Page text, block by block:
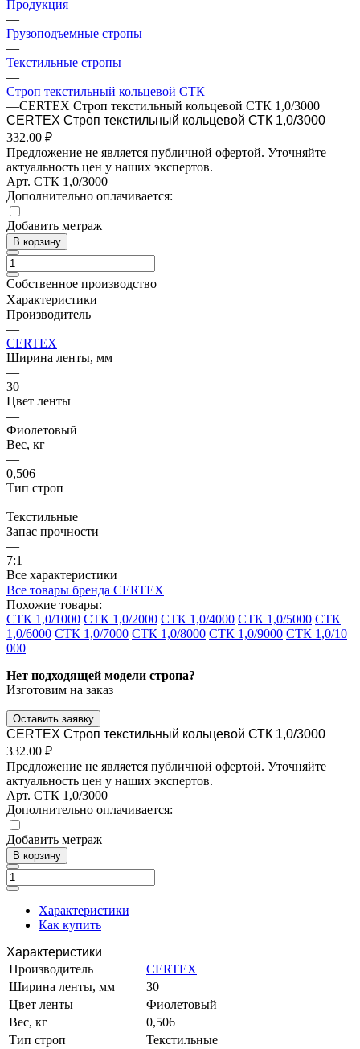
Продукция
—
Грузоподъемные стропы
—
Текстильные стропы
—
Строп текстильный кольцевой СТК
—CERTEX Строп текстильный кольцевой СТК 1,0/3000
CERTEX Строп текстильный кольцевой СТК 1,0/3000
332.00 ₽
Предложение не является публичной офертой. Уточняйте
актуальность цен у наших экспертов.
Арт. СТК 1,0/3000
Дополнительно оплачивается:
Добавить метраж
В корзину
Собственное производство
Характеристики
Производитель
—
CERTEX
Ширина ленты, мм
—
30
Цвет ленты
—
Фиолетовый
Вес, кг
—
0,506
Тип строп
—
Текстильные
Запас прочности
—
7:1
Все характеристики
Все товары бренда CERTEX
Похожие товары:
СТК 1,0/1000 СТК 1,0/2000 СТК 1,0/4000 СТК 1,0/5000 СТК
1,0/6000 СТК 1,0/7000 СТК 1,0/8000 СТК 1,0/9000 СТК 1,0/10
000
Нет подходящей модели стропа?
Изготовим на заказ
Оставить заявку
CERTEX Строп текстильный кольцевой СТК 1,0/3000
332.00 ₽
Предложение не является публичной офертой. Уточняйте
актуальность цен у наших экспертов.
Арт. СТК 1,0/3000
Дополнительно оплачивается:
Добавить метраж
В корзину
Характеристики
Как купить
Характеристики
Производитель
CERTEX
Ширина ленты, мм
30
Цвет ленты
Фиолетовый
Вес, кг
0,506
Тип строп
Текстильные